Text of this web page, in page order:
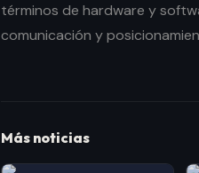
términos de hardware y
comunicación y
Más noticias